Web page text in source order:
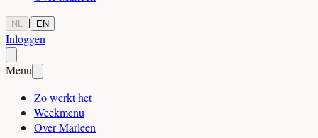
NL | EN
Inloggen
Menu
Zo werkt het
Weekmenu
Over Marleen